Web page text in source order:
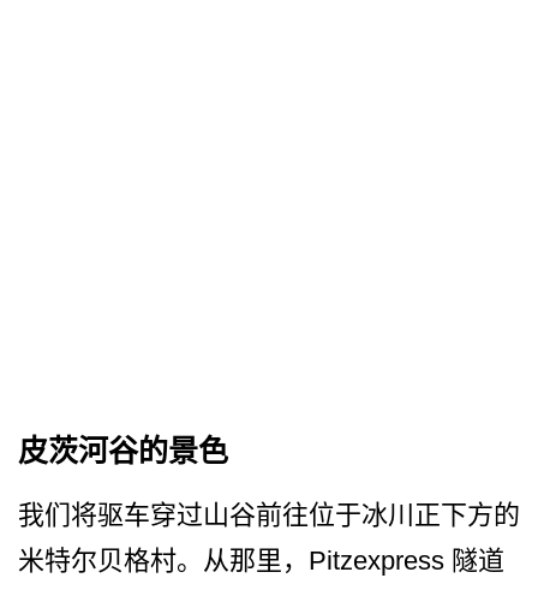
皮茨河谷的景色
我们将驱车穿过山谷前往位于­冰川正下方的
米特尔贝格村。从那里，Pit­zexpress 隧道